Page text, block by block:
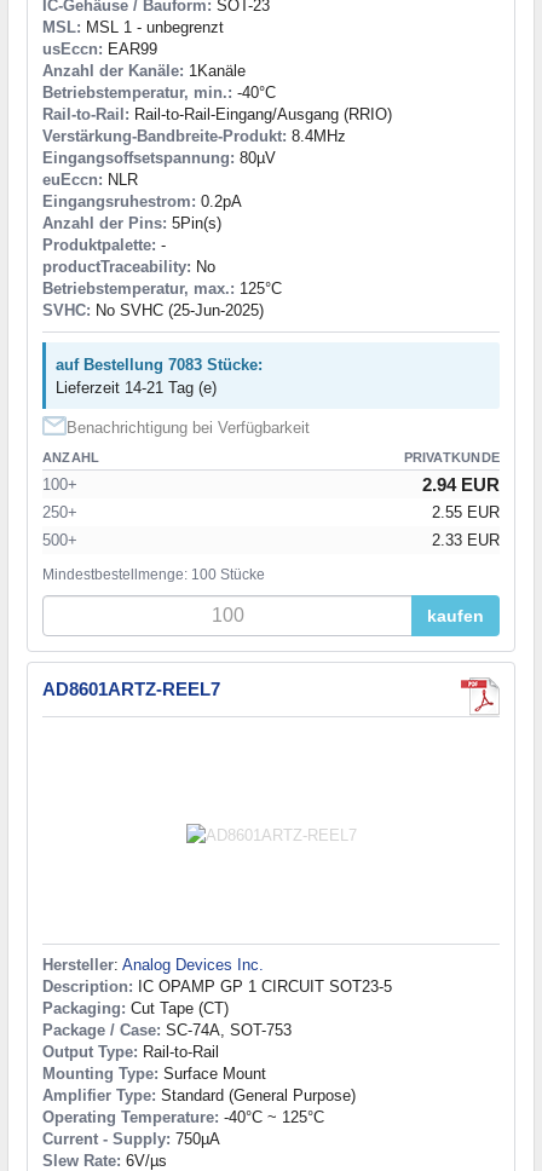
IC-Gehäuse / Bauform: SOT-23
MSL: MSL 1 - unbegrenzt
usEccn: EAR99
Anzahl der Kanäle: 1Kanäle
Betriebstemperatur, min.: -40°C
Rail-to-Rail: Rail-to-Rail-Eingang/Ausgang (RRIO)
Verstärkung-Bandbreite-Produkt: 8.4MHz
Eingangsoffsetspannung: 80µV
euEccn: NLR
Eingangsruhestrom: 0.2pA
Anzahl der Pins: 5Pin(s)
Produktpalette: -
productTraceability: No
Betriebstemperatur, max.: 125°C
SVHC: No SVHC (25-Jun-2025)
auf Bestellung 7083 Stücke:
Lieferzeit 14-21 Tag (e)
Benachrichtigung bei Verfügbarkeit
ANZAHL PRIVATKUNDE
100+ 2.94 EUR
250+
2.55 EUR
500+
2.33 EUR
Mindestbestellmenge: 100 Stücke
kaufen
AD8601ARTZ-REEL7
Hersteller: Analog Devices Inc.
Description: IC OPAMP GP 1 CIRCUIT SOT23-5
Packaging: Cut Tape (CT)
Package / Case: SC-74A, SOT-753
Output Type: Rail-to-Rail
Mounting Type: Surface Mount
Amplifier Type: Standard (General Purpose)
Operating Temperature: -40°C ~ 125°C
Current - Supply: 750µA
Slew Rate: 6V/µs